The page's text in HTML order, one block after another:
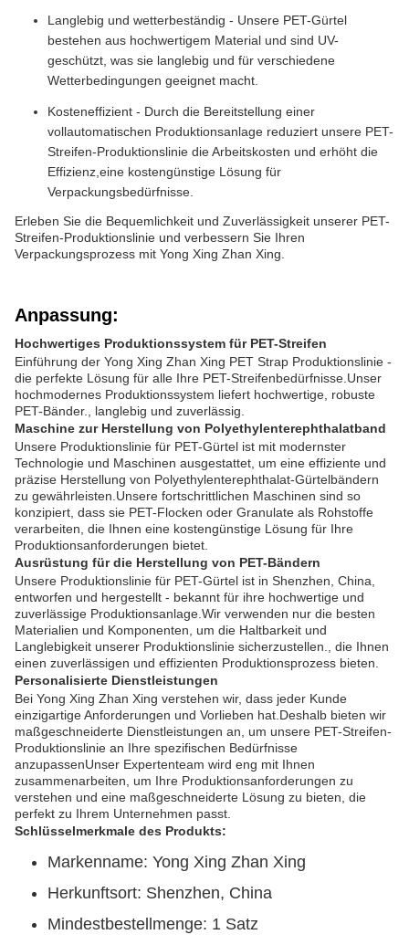
Langlebig und wetterbeständig - Unsere PET-Gürtel
bestehen aus hochwertigem Material und sind UV-
geschützt, was sie langlebig und für verschiedene
Wetterbedingungen geeignet macht.
Kosteneffizient - Durch die Bereitstellung einer
vollautomatischen Produktionsanlage reduziert unsere PET-
Streifen-Produktionslinie die Arbeitskosten und erhöht die
Effizienz,eine kostengünstige Lösung für
Verpackungsbedürfnisse.
Erleben Sie die Bequemlichkeit und Zuverlässigkeit unserer PET-
Streifen-Produktionslinie und verbessern Sie Ihren
Verpackungsprozess mit Yong Xing Zhan Xing.
Anpassung:
Hochwertiges Produktionssystem für PET-Streifen
Einführung der Yong Xing Zhan Xing PET Strap Produktionslinie -
die perfekte Lösung für alle Ihre PET-Streifenbedürfnisse.Unser
hochmodernes Produktionssystem liefert hochwertige, robuste
PET-Bänder., langlebig und zuverlässig.
Maschine zur Herstellung von Polyethylenterephthalatband
Unsere Produktionslinie für PET-Gürtel ist mit modernster
Technologie und Maschinen ausgestattet, um eine effiziente und
präzise Herstellung von Polyethylenterephthalat-Gürtelbändern
zu gewährleisten.Unsere fortschrittlichen Maschinen sind so
konzipiert, dass sie PET-Flocken oder Granulate als Rohstoffe
verarbeiten, die Ihnen eine kostengünstige Lösung für Ihre
Produktionsanforderungen bietet.
Ausrüstung für die Herstellung von PET-Bändern
Unsere Produktionslinie für PET-Gürtel ist in Shenzhen, China,
entworfen und hergestellt - bekannt für ihre hochwertige und
zuverlässige Produktionsanlage.Wir verwenden nur die besten
Materialien und Komponenten, um die Haltbarkeit und
Langlebigkeit unserer Produktionslinie sicherzustellen., die Ihnen
einen zuverlässigen und effizienten Produktionsprozess bieten.
Personalisierte Dienstleistungen
Bei Yong Xing Zhan Xing verstehen wir, dass jeder Kunde
einzigartige Anforderungen und Vorlieben hat.Deshalb bieten wir
maßgeschneiderte Dienstleistungen an, um unsere PET-Streifen-
Produktionslinie an Ihre spezifischen Bedürfnisse
anzupassenUnser Expertenteam wird eng mit Ihnen
zusammenarbeiten, um Ihre Produktionsanforderungen zu
verstehen und eine maßgeschneiderte Lösung zu bieten, die
perfekt zu Ihrem Unternehmen passt.
Schlüsselmerkmale des Produkts:
Markenname: Yong Xing Zhan Xing
Herkunftsort: Shenzhen, China
Mindestbestellmenge: 1 Satz